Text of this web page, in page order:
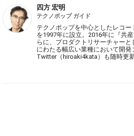
四方 宏明
テクノポップ ガイド
テクノポップを中心としたレコー
を1997年に設立。2016年に『共
らに、プロダクトリサーチャー
にわたる幅広い業種において開発
Twitter（hiroaki4kata）も随時更新